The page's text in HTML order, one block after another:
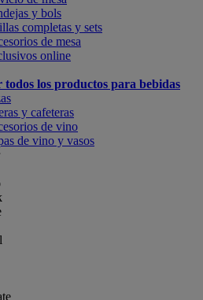
y bols
completas y sets
de mesa
online
todos los productos para bebidas
y cafeteras
de vino
de vino y vasos